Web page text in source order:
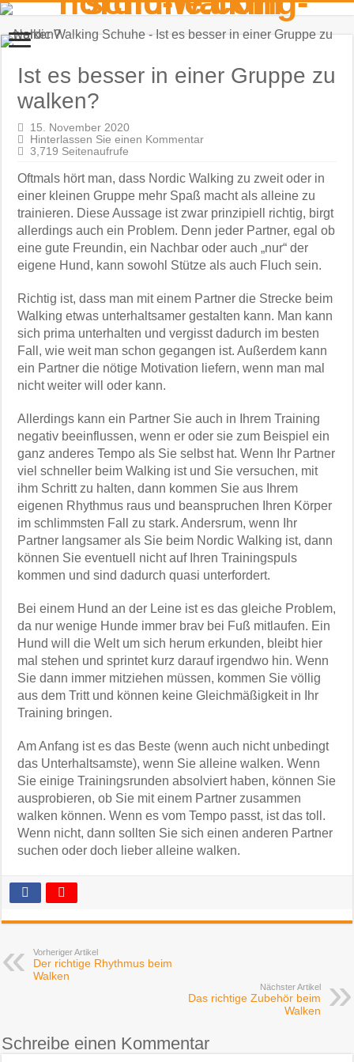
Ist es besser in einer Gruppe zu
walken?
15. November 2020
Hinterlassen Sie einen Kommentar
3,719 Seitenaufrufe
Oftmals hört man, dass Nordic Walking zu zweit oder in
einer kleinen Gruppe mehr Spaß macht als alleine zu
trainieren. Diese Aussage ist zwar prinzipiell richtig, birgt
allerdings auch ein Problem. Denn jeder Partner, egal ob
eine gute Freundin, ein Nachbar oder auch „nur“ der
eigene Hund, kann sowohl Stütze als auch Fluch sein.
Richtig ist, dass man mit einem Partner die Strecke beim
Walking etwas unterhaltsamer gestalten kann. Man kann
sich prima unterhalten und vergisst dadurch im besten
Fall, wie weit man schon gegangen ist. Außerdem kann
ein Partner die nötige Motivation liefern, wenn man mal
nicht weiter will oder kann.
Allerdings kann ein Partner Sie auch in Ihrem Training
negativ beeinflussen, wenn er oder sie zum Beispiel ein
ganz anderes Tempo als Sie selbst hat. Wenn Ihr Partner
viel schneller beim Walking ist und Sie versuchen, mit
ihm Schritt zu halten, dann kommen Sie aus Ihrem
eigenen Rhythmus raus und beanspruchen Ihren Körper
im schlimmsten Fall zu stark. Andersrum, wenn Ihr
Partner langsamer als Sie beim Nordic Walking ist, dann
können Sie eventuell nicht auf Ihren Trainingspuls
kommen und sind dadurch quasi unterfordert.
Bei einem Hund an der Leine ist es das gleiche Problem,
da nur wenige Hunde immer brav bei Fuß mitlaufen. Ein
Hund will die Welt um sich herum erkunden, bleibt hier
mal stehen und sprintet kurz darauf irgendwo hin. Wenn
Sie dann immer mitziehen müssen, kommen Sie völlig
aus dem Tritt und können keine Gleichmäßigkeit in Ihr
Training bringen.
Am Anfang ist es das Beste (wenn auch nicht unbedingt
das Unterhaltsamste), wenn Sie alleine walken. Wenn
Sie einige Trainingsrunden absolviert haben, können Sie
ausprobieren, ob Sie mit einem Partner zusammen
walken können. Wenn es vom Tempo passt, ist das toll.
Wenn nicht, dann sollten Sie sich einen anderen Partner
suchen oder doch lieber alleine walken.
Vorheriger Artikel
Der richtige Rhythmus beim
Walken
Nächster Artikel
Das richtige Zubehör beim
Walken
Schreibe einen Kommentar